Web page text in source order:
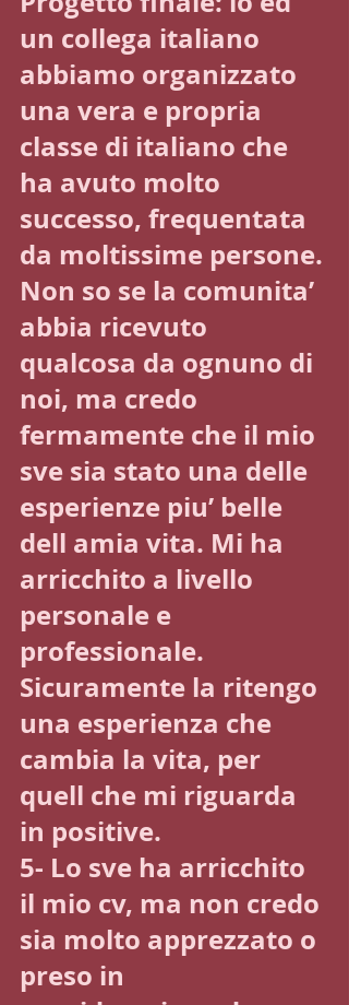
un collega italiano
abbiamo organizzato
una vera e propria
classe di italiano che
ha avuto molto
successo, frequentata
da moltissime persone.
Non so se la comunita’
abbia ricevuto
qualcosa da ognuno di
noi, ma credo
fermamente che il mio
sve sia stato una delle
esperienze piu’ belle
dell amia vita. Mi ha
arricchito a livello
personale e
professionale.
Sicuramente la ritengo
una esperienza che
cambia la vita, per
quell che mi riguarda
in positive.
5- Lo sve ha arricchito
il mio cv, ma non credo
sia molto apprezzato o
preso in